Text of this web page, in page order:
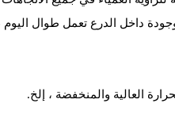
داخل الدرع تعمل طوال اليوم
العالية والمنخفضة ، إلخ.